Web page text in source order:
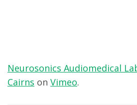
Neurosonics Audiomedical
Cairns on Vimeo.